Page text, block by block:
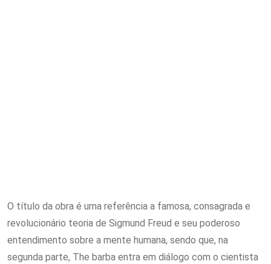
O título da obra é uma referência a famosa, consagrada e
revolucionário teoria de Sigmund Freud e seu poderoso
entendimento sobre a mente humana, sendo que, na
segunda parte, The barba entra em diálogo com o cientista